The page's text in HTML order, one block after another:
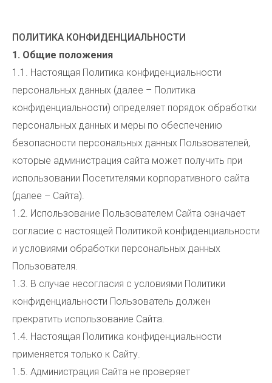
ПОЛИТИКА КОНФИДЕНЦИАЛЬНОСТИ
1. Общие положения
1.1. Настоящая Политика конфиденциальности
персональных данных (далее – Политика
конфиденциальности) определяет порядок обработки
персональных данных и меры по обеспечению
безопасности персональных данных Пользователей,
которые администрация сайта может получить при
использовании Посетителями корпоративного сайта
(далее – Сайта).
1.2. Использование Пользователем Сайта означает
согласие с настоящей Политикой конфиденциальности
и условиями обработки персональных данных
Пользователя.
1.3. В случае несогласия с условиями Политики
конфиденциальности Пользователь должен
прекратить использование Сайта.
1.4. Настоящая Политика конфиденциальности
применяется только к Сайту.
1.5. Администрация Сайта не проверяет